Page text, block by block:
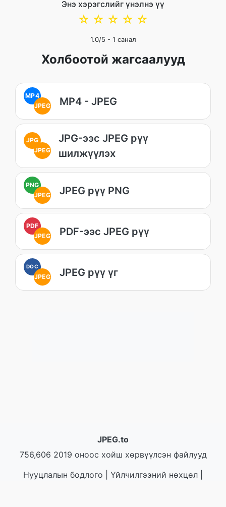
Энэ хэрэгслийг үнэлнэ үү
☆
☆
☆
☆
☆
1.0/5 - 1 санал
Холбоотой жагсаалууд
MP4
JPEG
MP4 - JPEG
JPG
JPEG
JPG-ээс JPEG рүү
шилжүүлэх
PNG
JPEG
JPEG рүү PNG
PDF
JPEG
PDF-ээс JPEG рүү
DOC
JPEG JPEG рүү үг
JPEG.to
756,606 2019 оноос хойш хөрвүүлсэн файлууд
Нууцлалын бодлого
Үйлчилгээний нөхцөл